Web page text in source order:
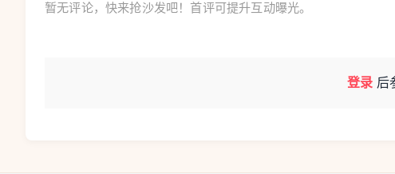
格。“每年过年，与家人相聚拍上一张全家福才算有过
暂无评论，快来抢沙发吧！首评可提升互动曝光。
登录 后